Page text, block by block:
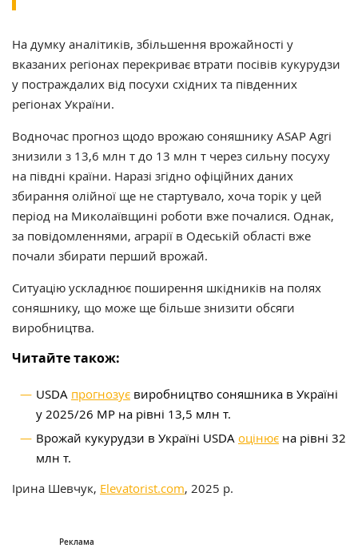
На думку аналітиків, збільшення врожайності у
вказаних регіонах перекриває втрати посівів кукурудзи
у постраждалих від посухи східних та південних
регіонах України.
Водночас прогноз щодо врожаю соняшнику ASAP Agri
знизили з 13,6 млн т до 13 млн т через сильну посуху
на півдні країни. Наразі згідно офіційних даних
збирання олійної ще не стартувало, хоча торік у цей
період на Миколаївщині роботи вже почалися. Однак,
за повідомленнями, аграрії в Одеській області вже
почали збирати перший врожай.
Ситуацію ускладнює поширення шкідників на полях
соняшнику, що може ще більше знизити обсяги
виробництва.
Читайте також:
USDA прогнозує виробництво соняшника в Україні
у 2025/26 МР на рівні 13,5 млн т.
Врожай кукурудзи в Україні USDA оцінює на рівні 32
млн т.
Ірина Шевчук, Elevatorist.com, 2025 р.